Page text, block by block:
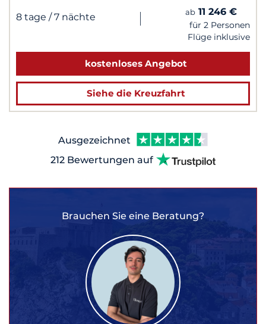
8 tage / 7 nächte | ab 11 246 €
für 2 Personen
Flüge inklusive
kostenloses Angebot
Siehe die Kreuzfahrt
Ausgezeichnet
212 Bewertungen auf
Brauchen Sie eine Beratung?